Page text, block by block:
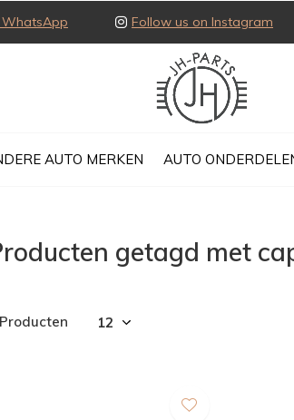
AUTO MERKEN AUTO
Follow us on Instagram
getagd met